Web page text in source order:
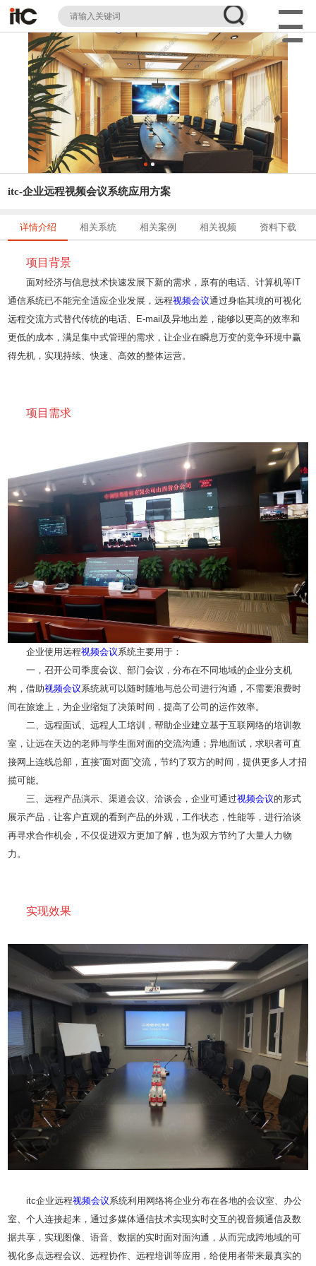
itc-企业远程视频会议系统应用方案
详情介绍 相关系统 相关案例 相关视频 资料下载
项目背景
面对经济与信息技术快速发展下新的需求，原有的电话、计算机等IT
通信系统已不能完全适应企业发展，远程视频会议通过身临其境的可视化
远程交流方式替代传统的电话、E-mail及异地出差，能够以更高的效率和
更低的成本，满足集中式管理的需求，让企业在瞬息万变的竞争环境中赢
得先机，实现持续、快速、高效的整体运营。
项目需求
企业使用远程视频会议系统主要用于：
一，召开公司季度会议、部门会议，分布在不同地域的企业分支机
构，借助视频会议系统就可以随时随地与总公司进行沟通，不需要浪费时
间在旅途上，为企业缩短了决策时间，提高了公司的运作效率。
二、远程面试、远程人工培训，帮助企业建立基于互联网络的培训教
室，让远在天边的老师与学生面对面的交流沟通；异地面试，求职者可直
接网上连线总部，直接“面对面”交流，节约了双方的时间，提供更多人才招
揽可能。
三、远程产品演示、渠道会议、洽谈会，企业可通过视频会议的形式
展示产品，让客户直观的看到产品的外观，工作状态，性能等，进行洽谈
再寻求合作机会，不仅促进双方更加了解，也为双方节约了大量人力物
力。
实现效果
itc企业远程视频会议系统利用网络将企业分布在各地的会议室、办公
室、个人连接起来，通过多媒体通信技术实现实时交互的视音频通信及数
据共享，实现图像、语音、数据的实时面对面沟通，从而完成跨地域的可
视化多点远程会议、远程协作、远程培训等应用，给使用者带来最真实的